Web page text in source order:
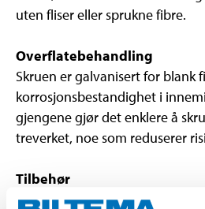
uten fliser eller sprukne fibre.
Overflatebehandling
Skruen er galvanisert for blank
korrosjonsbestandighet i
gjengene gjør det enklere å
treverket, noe som reduserer
Tilbehør
2 stk. S2 Torxbits